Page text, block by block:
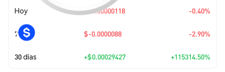
Hoy $-0.00000118 -0.40%
7 días $-0.0000088 -2.90%
30 días +$0.00029427 +115314.50%